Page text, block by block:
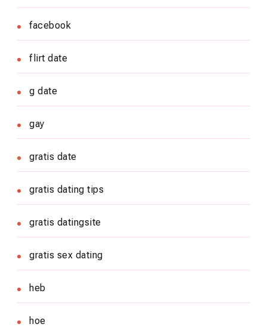
facebook
flirt date
g date
gay
gratis date
gratis dating tips
gratis datingsite
gratis sex dating
heb
hoe